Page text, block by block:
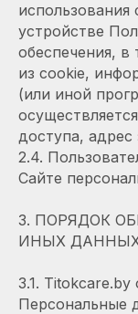
устройстве
обеспечения,
из cookie,
(или иной
доступа,
2.4.
Сайте
3. ПОРЯДОК
ИНЫХ
3.1. Titokcare.by
Персональные